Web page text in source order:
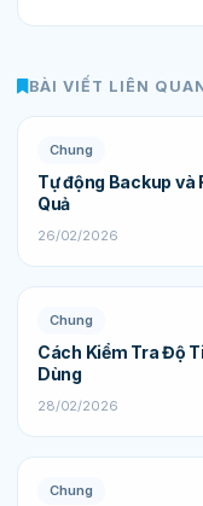
BÀI VIẾT LIÊN
Chung
Tự động Backup
Quả
26/02/2026
Chung
Cách Kiểm Tra Độ
Dùng
28/02/2026
Chung